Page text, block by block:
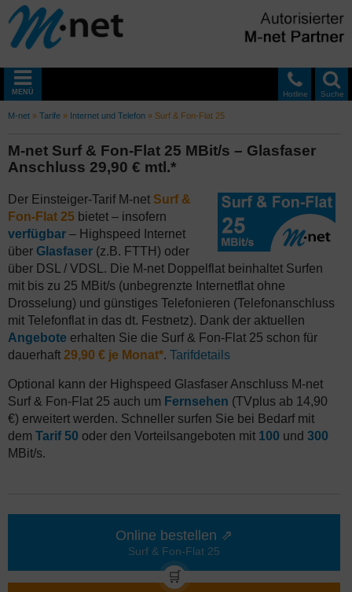
Suche
Hotline
MENÜ
M-net » Tarife » Internet und Telefon » Surf & Fon-Flat 25
M-net Surf & Fon-Flat 25 MBit/s – Glasfaser
Anschluss 29,90 € mtl.*
Der Einsteiger-Tarif M-net Surf &
Fon-Flat 25 bietet – insofern
verfügbar – Highspeed Internet
über Glasfaser (z.B. FTTH) oder
über DSL / VDSL. Die M-net Doppelflat beinhaltet Surfen
mit bis zu 25 MBit/s (unbegrenzte Internetflat ohne
Drosselung) und günstiges Telefonieren (Telefonanschluss
mit Telefonflat in das dt. Festnetz). Dank der aktuellen
Angebote erhalten Sie die Surf & Fon-Flat 25 schon für
dauerhaft 29,90 € je Monat*. Tarifdetails
Optional kann der Highspeed Glasfaser Anschluss M-net
Surf & Fon-Flat 25 auch um Fernsehen (TVplus ab 14,90
€) erweitert werden. Schneller surfen Sie bei Bedarf mit
dem Tarif 50 oder den Vorteilsangeboten mit 100 und 300
MBit/s.
Online bestellen ⇗
Surf & Fon-Flat 25
🛒